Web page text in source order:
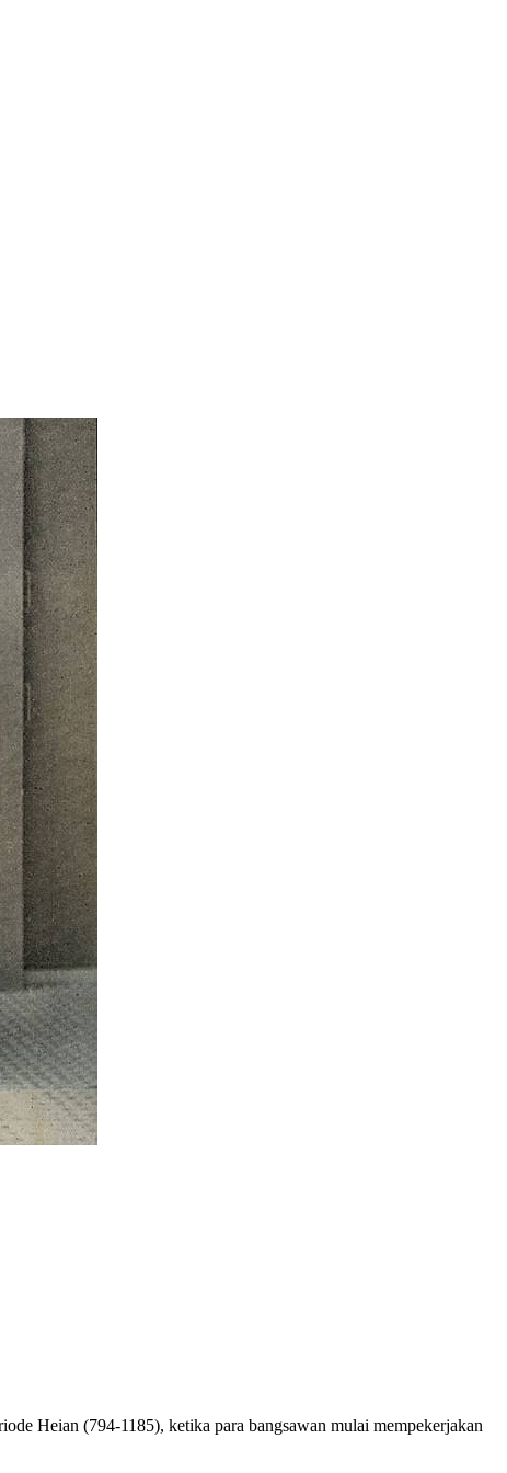
Heian (794-1185), ketika para bangsawan mulai mempekerjakan